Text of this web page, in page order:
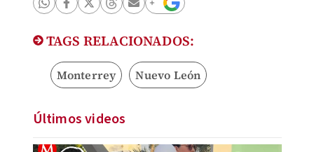
TAGS RELACIONADOS:
Monterrey Nuevo León
Últimos videos